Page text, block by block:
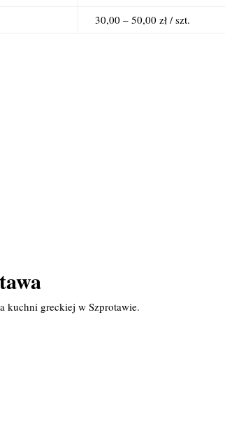
30,00 – 50,00 zł / szt.
kuchni greckiej w Szprotawie.